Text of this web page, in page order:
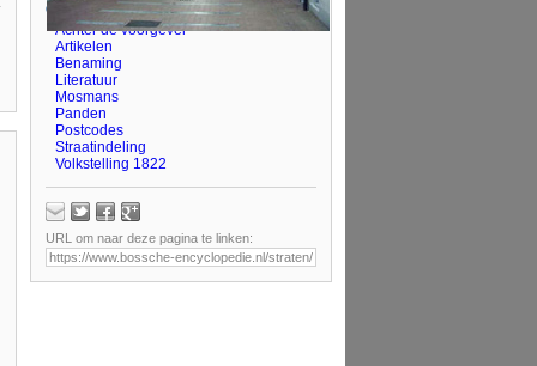
Op deze pagina
Achter de voorgevel
Artikelen
Benaming
Literatuur
Mosmans
Panden
Postcodes
Straatindeling
Volkstelling 1822
URL om naar deze pagina te linken: